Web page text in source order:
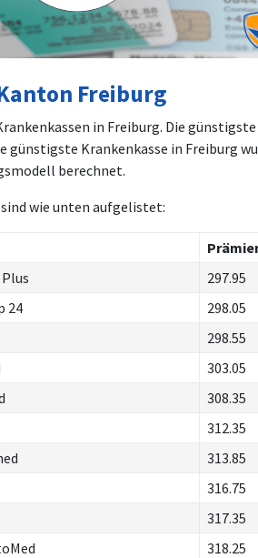
Freiburg
in Freiburg. Die
günstigste Krankenkasse in Freiburg
berechnet.
wie unten aufgelistet:
297.95
24
298.05
298.55
303.05
308.35
312.35
313.85
316.75
317.35
318.25